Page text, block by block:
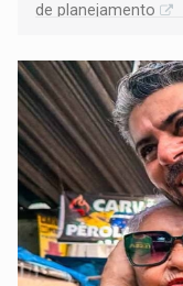
de planejamento